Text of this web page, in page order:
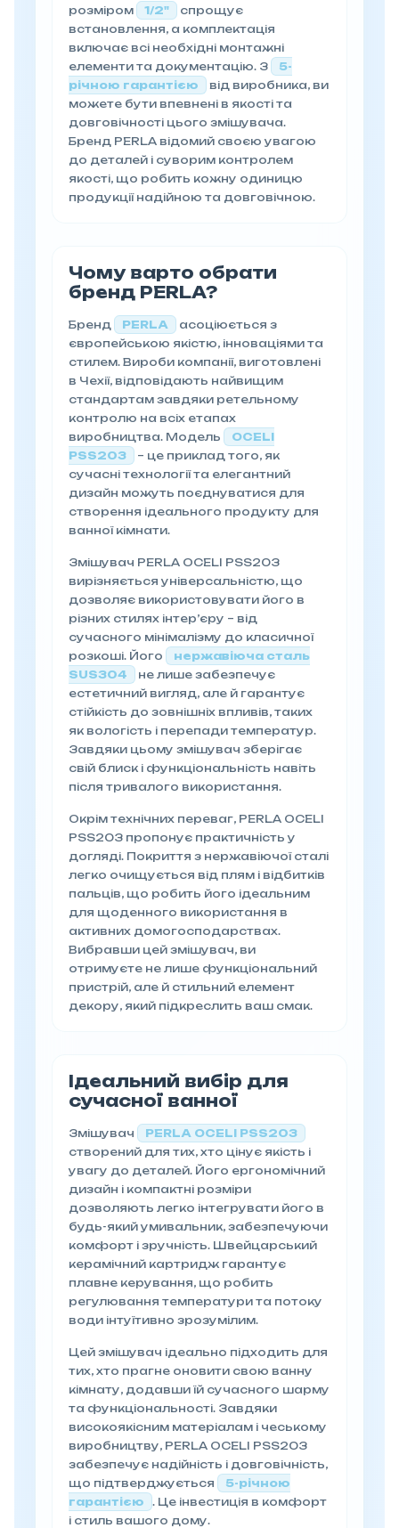
розміром 1/2"
спрощує
встановлення, а комплектація
включає всі необхідні монтажні
елементи та документацію. З
5-
річною гарантією
від виробника, ви
можете бути впевнені в якості та
довговічності цього змішувача.
Бренд PERLA відомий своєю увагою
до деталей і суворим контролем
якості, що робить кожну одиницю
продукції надійною та довговічною.
Чому варто обрати
бренд PERLA?
Бренд PERLA
асоціюється з
європейською якістю, інноваціями та
стилем. Вироби компанії, виготовлені
в Чехії, відповідають найвищим
стандартам завдяки ретельному
контролю на всіх етапах
виробництва. Модель
OCELI
PSS203
– це приклад того, як
сучасні технології та елегантний
дизайн можуть поєднуватися для
створення ідеального продукту для
ванної кімнати.
Змішувач PERLA OCELI PSS203
вирізняється універсальністю, що
дозволяє використовувати його в
різних стилях інтер’єру – від
сучасного мінімалізму до класичної
розкоші. Його
нержавіюча сталь
SUS304
не лише забезпечує
естетичний вигляд, але й гарантує
стійкість до зовнішніх впливів, таких
як вологість і перепади температур.
Завдяки цьому змішувач зберігає
свій блиск і функціональність навіть
після тривалого використання.
Окрім технічних переваг, PERLA OCELI
PSS203 пропонує практичність у
догляді. Покриття з нержавіючої сталі
легко очищується від плям і відбитків
пальців, що робить його ідеальним
для щоденного використання в
активних домогосподарствах.
Вибравши цей змішувач, ви
отримуєте не лише функціональний
пристрій, але й стильний елемент
декору, який підкреслить ваш смак.
Ідеальний вибір для
сучасної ванної
Змішувач
PERLA OCELI PSS203
створений для тих, хто цінує якість і
увагу до деталей. Його ергономічний
дизайн і компактні розміри
дозволяють легко інтегрувати його в
будь-який умивальник, забезпечуючи
комфорт і зручність. Швейцарський
керамічний картридж гарантує
плавне керування, що робить
регулювання температури та потоку
води інтуїтивно зрозумілим.
Цей змішувач ідеально підходить для
тих, хто прагне оновити свою ванну
кімнату, додавши їй сучасного шарму
та функціональності. Завдяки
високоякісним матеріалам і чеському
виробництву, PERLA OCELI PSS203
забезпечує надійність і довговічність,
що підтверджується
5-річною
гарантією
. Це інвестиція в комфорт
і стиль вашого дому.